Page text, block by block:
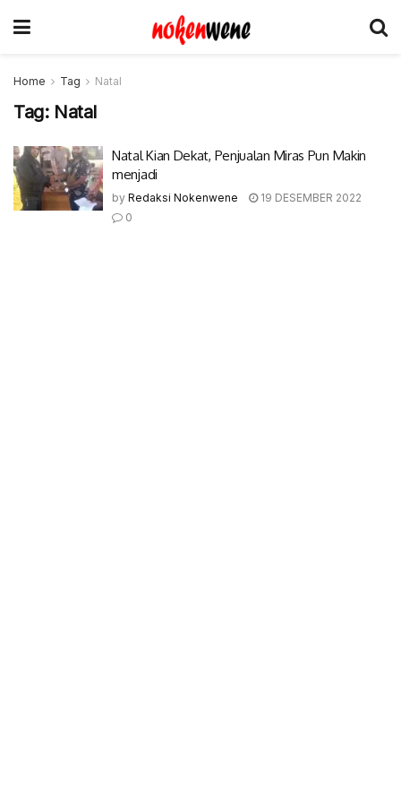
Home Tag Natal
Tag: Natal
Natal Kian Dekat, Penjualan Miras Pun Makin
menjadi
by Redaksi Nokenwene
19 DESEMBER 2022
0